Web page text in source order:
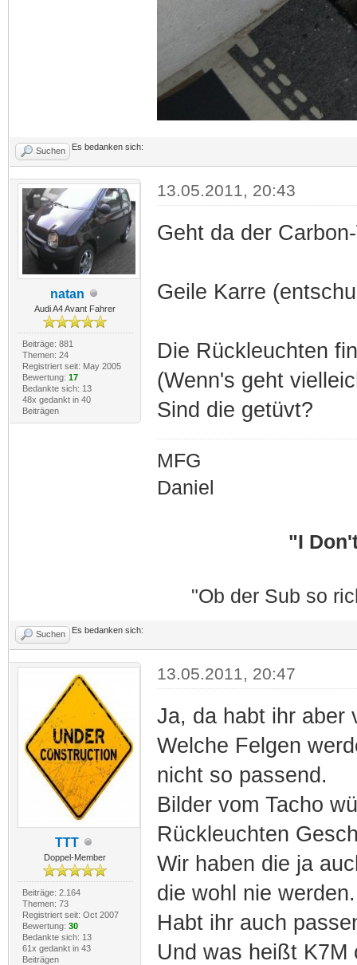
Suchen Es bedanken sich:
natan
Audi A4 Avant Fahrer
Beiträge: 881
Themen: 24
Registriert seit: May 2005
Bewertung: 17
Bedankte sich: 13
48x gedankt in 40
Beiträgen
13.05.2011, 20:43
Geht da der
Geile Karre
Die Rückleuchten
(Wenn's geht
Sind die getüvt?
MFG
Daniel
"I
"Ob der Sub so
Suchen Es bedanken sich:
TTT
Doppel-Member
Beiträge: 2.164
Themen: 73
Registriert seit: Oct 2007
Bewertung: 30
Bedankte sich: 13
61x gedankt in 43
Beiträgen
13.05.2011, 20:47
Ja, da habt ihr aber
Welche Felgen
nicht so passend.
Bilder vom Tacho
Rückleuchten
Wir haben die ja
die wohl nie
Habt ihr auch
Und was heißt K7M